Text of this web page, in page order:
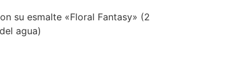
su esmalte «Floral Fantasy» (2
agua)